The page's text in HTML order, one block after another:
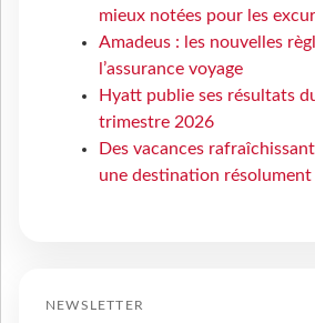
mieux notées pour les
Amadeus : les nouvelles
l’assurance voyage
Hyatt publie ses résultats
trimestre 2026
Des vacances
une destination résolument
NEWSLETTER